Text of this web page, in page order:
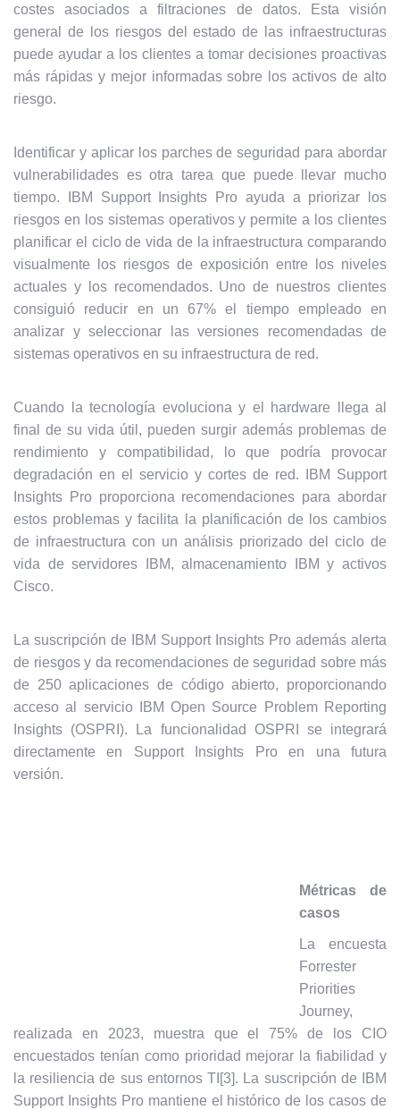
costes asociados a filtraciones de datos. Esta visión
general de los riesgos del estado de las infraestructuras
puede ayudar a los clientes a tomar decisiones proactivas
más rápidas y mejor informadas sobre los activos de alto
riesgo.
Identificar y aplicar los parches de seguridad para abordar
vulnerabilidades es otra tarea que puede llevar mucho
tiempo. IBM Support Insights Pro ayuda a priorizar los
riesgos en los sistemas operativos y permite a los clientes
planificar el ciclo de vida de la infraestructura comparando
visualmente los riesgos de exposición entre los niveles
actuales y los recomendados. Uno de nuestros clientes
consiguió reducir en un 67% el tiempo empleado en
analizar y seleccionar las versiones recomendadas de
sistemas operativos en su infraestructura de red.
Cuando la tecnología evoluciona y el hardware llega al
final de su vida útil, pueden surgir además problemas de
rendimiento y compatibilidad, lo que podría provocar
degradación en el servicio y cortes de red. IBM Support
Insights Pro proporciona recomendaciones para abordar
estos problemas y facilita la planificación de los cambios
de infraestructura con un análisis priorizado del ciclo de
vida de servidores IBM, almacenamiento IBM y activos
Cisco.
La suscripción de IBM Support Insights Pro además alerta
de riesgos y da recomendaciones de seguridad sobre más
de 250 aplicaciones de código abierto, proporcionando
acceso al servicio IBM Open Source Problem Reporting
Insights (OSPRI). La funcionalidad OSPRI se integrará
directamente en Support Insights Pro en una futura
versión.
Métricas de
casos
La encuesta
Forrester
Priorities
Journey,
realizada en 2023, muestra que el 75% de los CIO
encuestados tenían como prioridad mejorar la fiabilidad y
la resiliencia de sus entornos TI [3]. La suscripción de IBM
Support Insights Pro mantiene el histórico de los casos de